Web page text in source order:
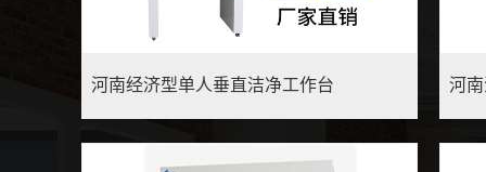
河南经济型单人垂直洁净工作台 河